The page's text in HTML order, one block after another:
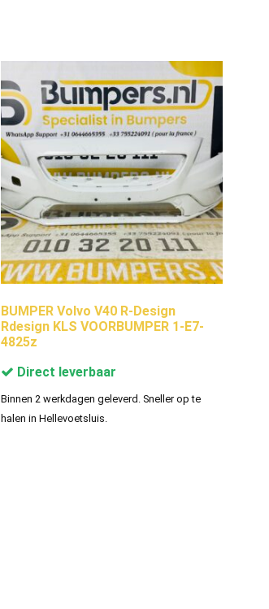
BUMPER Volvo V40 R-Design
Rdesign KLS VOORBUMPER 1-E7-
4825z
Direct leverbaar
Binnen 2 werkdagen geleverd. Sneller op te
halen in Hellevoetsluis.